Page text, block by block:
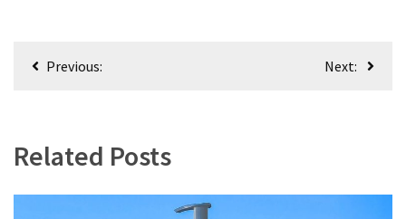
Bericht
Previous: Next:
Related Posts